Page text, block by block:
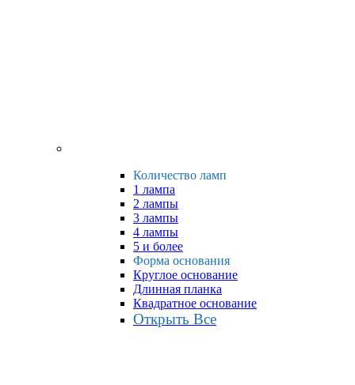
Количество ламп
1 лампа
2 лампы
3 лампы
4 лампы
5 и более
Форма основания
Круглое основание
Длинная планка
Квадратное основание
Открыть Все